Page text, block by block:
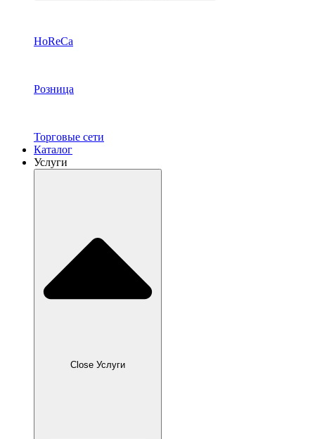
HoReCa
Розница
Торговые сети
Каталог
Услуги
Close Услуги